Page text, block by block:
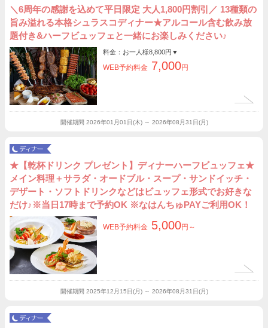
＼6周年の感謝を込めて平日限定 大人1,800円割引／ 13種類の
旨み溢れる本格シュラスコディナー★アルコール含む飲み放
題付き&ハーフビュッフェと一緒にお楽しみください♪
料金：お一人様8,800円 ▼
WEB予約料金 7,000円
開催期間 2026年01月01日(木) ～ 2026年08月31日(月)
★【乾杯ドリンク プレゼント】ディナーハーフビュッフェ★
メイン料理＋サラダ・オードブル・スープ・サンドイッチ・
デザート・ソフトドリンクなどはビュッフェ形式でお好きな
だけ♪※当日17時まで予約OK ※なはんちゅPAYご利用OK！
WEB予約料金 5,000円～
開催期間 2025年12月15日(月) ～ 2026年08月31日(月)